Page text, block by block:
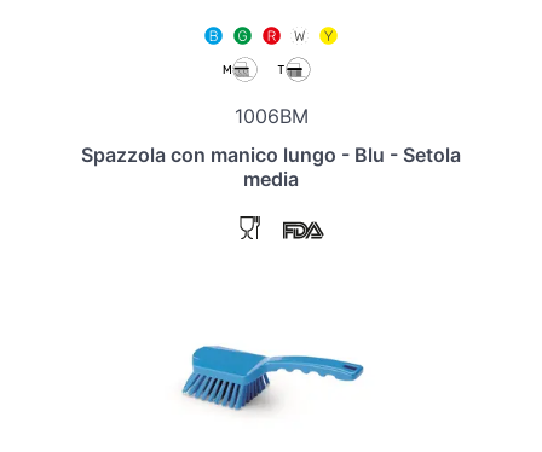
1006BM
Spazzola con manico lungo - Blu - Setola
media